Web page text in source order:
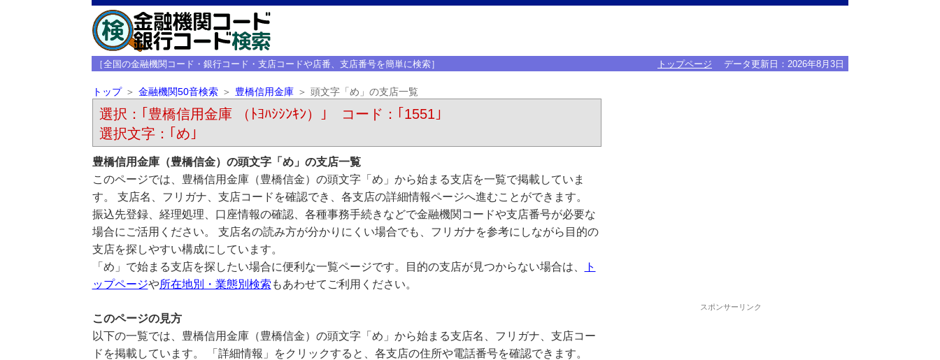
［全国の金融機関コード・銀行コード・支店コードや店番、支店番号を簡単に検索］ トップページ データ更新日： 2026年8月3日
トップ 金融機関50音検索 豊橋信用金庫 頭文字「め」の支店一覧
選択：｢豊橋信用金庫 （ﾄﾖﾊｼｼﾝｷﾝ）｣ コード：｢1551｣
選択文字：｢め｣
豊橋信用金庫（豊橋信金）の頭文字「め」の支店一覧
このページでは、豊橋信用金庫（豊橋信金）の頭文字「め」から始まる支店を一覧で掲載していま
す。 支店名、フリガナ、支店コードを確認でき、各支店の詳細情報ページへ進むことができます。
振込先登録、経理処理、口座情報の確認、各種事務手続きなどで金融機関コードや支店番号が必要な
場合にご活用ください。 支店名の読み方が分かりにくい場合でも、フリガナを参考にしながら目的の
支店を探しやすい構成にしています。
「め」で始まる支店を探したい場合に便利な一覧ページです。目的の支店が見つからない場合は、
ト
ップページや所在地別・業態別検索 もあわせてご利用ください。
このページの見方
以下の一覧では、豊橋信用金庫（豊橋信金）の頭文字「め」から始まる支店名、フリガナ、支店コー
ドを掲載しています。 「詳細情報」をクリックすると、各支店の住所や電話番号を確認できます。
スポンサーリンク